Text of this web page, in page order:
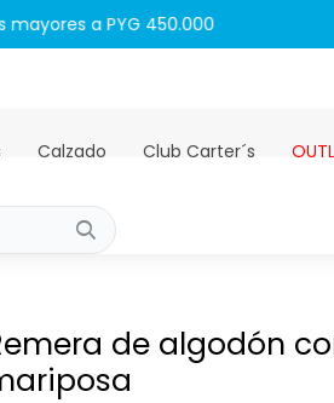
a PYG 450.000
Calzado Club Carter´s
de algodón